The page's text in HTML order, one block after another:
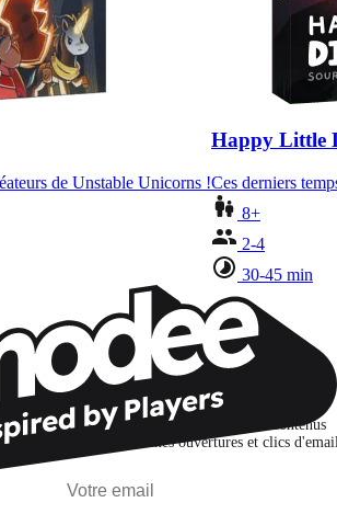
de Unstable Unicorns !
Happy Little
Ces derniers
8+
2-4
30-45 min
Restons connectés !
découvrir des jeux, des nouveautés et des contenus
mes centres d'intérêt et mes ouvertures et clics